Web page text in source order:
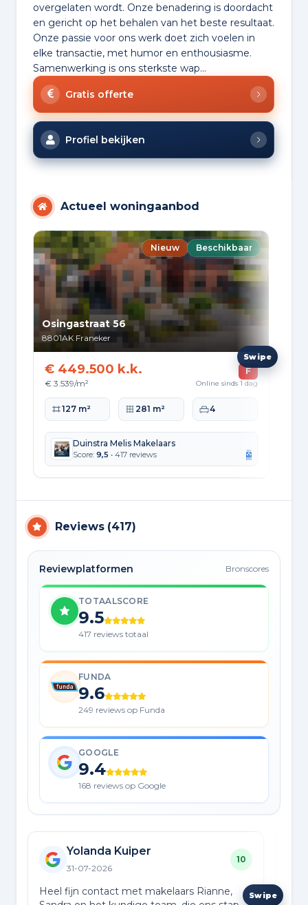
overgelaten wordt. Onze benadering is doordacht
en gericht op het behalen van het beste resultaat.
Onze passie voor ons werk doet zich voelen in
elke transactie, met humor en enthousiasme.
Samenwerking is ons sterkste wap...
Gratis offerte
Profiel bekijken
Actueel woningaanbod
Nieuw Beschikbaar
Osingastraat 56
8801AK Franeker
€ 449.500 k.k.
€ 3.539/m²
F
Online sinds 1 dag
Woonoppervlakte
127 m² Perceeloppervlakte
281 m² Slaapkamers
4
Duinstra Melis Makelaars
Score: 9,5 • 417 reviews
Reviews (417)
Reviewplatformen Bronscores
TOTAALSCORE
9.5
417 reviews totaal
FUNDA
9.6
249 reviews op Funda
GOOGLE
9.4
168 reviews op Google
Yolanda Kuiper
31-07-2026
10
Heel fijn contact met makelaars Rianne,